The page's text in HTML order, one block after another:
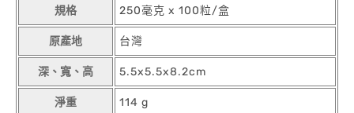
規格 250毫克 x 100粒/盒
原產地 台灣
深、寬、高 5.5x5.5x8.2cm
淨重 114 g